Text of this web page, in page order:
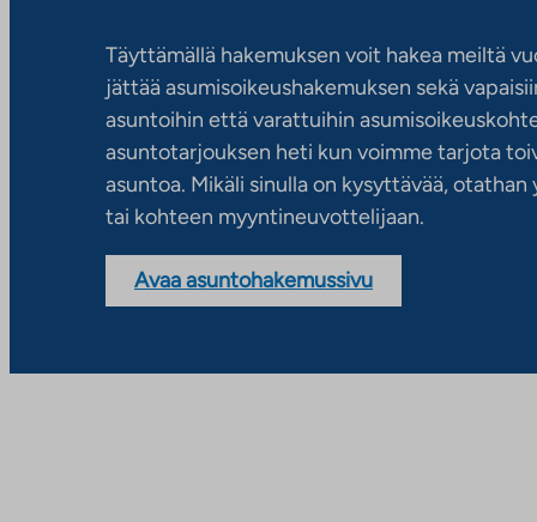
Täyttämällä hakemuksen voit hakea meiltä
jättää asumisoikeushakemuksen sekä
asuntoihin että varattuihin
asuntotarjouksen heti kun voimme tarjota
asuntoa. Mikäli sinulla on kysyttävää,
tai kohteen myyntineuvottelijaan.
Avaa asuntohakemussivu